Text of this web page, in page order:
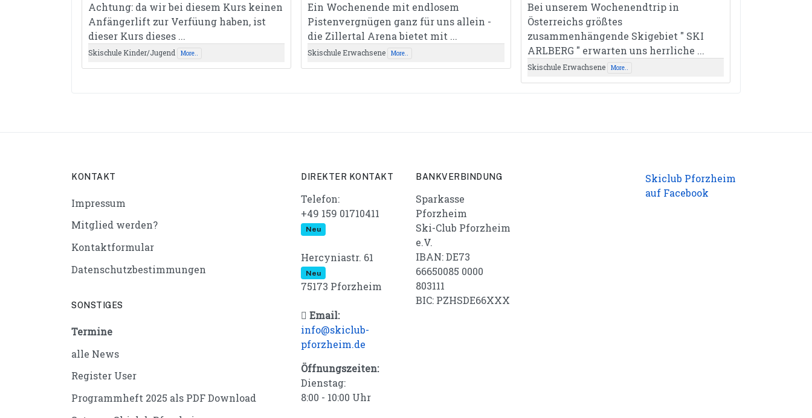
Achtung: da wir bei diesem Kurs keinen
Anfängerlift zur Verfüung haben, ist
dieser Kurs dieses ...
Skischule Kinder/Jugend More..
Ein Wochenende mit endlosem
Pistenvergnügen ganz für uns allein -
die Zillertal Arena bietet mit ...
Skischule Erwachsene More..
Bei unserem Wochenendtrip in
Österreichs größtes
zusammenhängende Skigebiet " SKI
ARLBERG " erwarten uns herrliche ...
Skischule Erwachsene More..
KONTAKT
Impressum
Mitglied werden?
Kontaktformular
Datenschutzbestimmungen
SONSTIGES
Termine
alle News
Register User
Programmheft 2025 als PDF Download
DIREKTER KONTAKT
Telefon:
+49 159 01710411
Neu
Hercyniastr. 61
Neu
75173 Pforzheim
Email:
info@skiclub-
pforzheim.de
Öffnungszeiten:
Dienstag:
8:00 - 10:00 Uhr
BANKVERBINDUNG
Sparkasse
Pforzheim
Ski-Club Pforzheim
e.V.
IBAN: DE73
66650085 0000
803111
BIC: PZHSDE66XXX
Skiclub Pforzheim
auf Facebook